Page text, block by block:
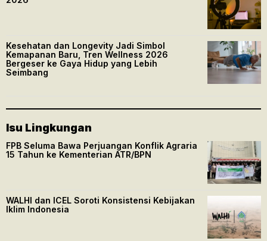
Kesehatan dan Longevity Jadi Simbol
Kemapanan Baru, Tren Wellness 2026
Bergeser ke Gaya Hidup yang Lebih
Seimbang
Isu Lingkungan
FPB Seluma Bawa Perjuangan Konflik Agraria
15 Tahun ke Kementerian ATR/BPN
WALHI dan ICEL Soroti Konsistensi Kebijakan
Iklim Indonesia